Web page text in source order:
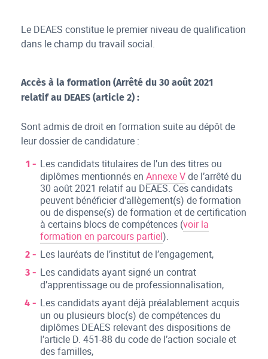
Le DEAES constitue le premier niveau de qualification
dans le champ du travail social.
Accès à la formation (Arrêté du 30 août 2021
relatif au DEAES (article 2) :
Sont admis de droit en formation suite au dépôt de
leur dossier de candidature :
Les candidats titulaires de l’un des titres ou
diplômes mentionnés enAnnexe Vde l’arrêté du
30 août 2021 relatif au DEAES. Ces candidats
peuvent bénéficier d'allègement(s) de formation
ou de dispense(s) de formation et de certification
à certains blocs de compétences (voir la
formation en parcours partiel).
Les lauréats de l’institut de l’engagement,
Les candidats ayant signé un contrat
d’apprentissage ou de professionnalisation,
Les candidats ayant déjà préalablement acquis
un ou plusieurs bloc(s) de compétences du
diplômes DEAES relevant des dispositions de
l’article D. 451-88 du code de l’action sociale et
des familles,